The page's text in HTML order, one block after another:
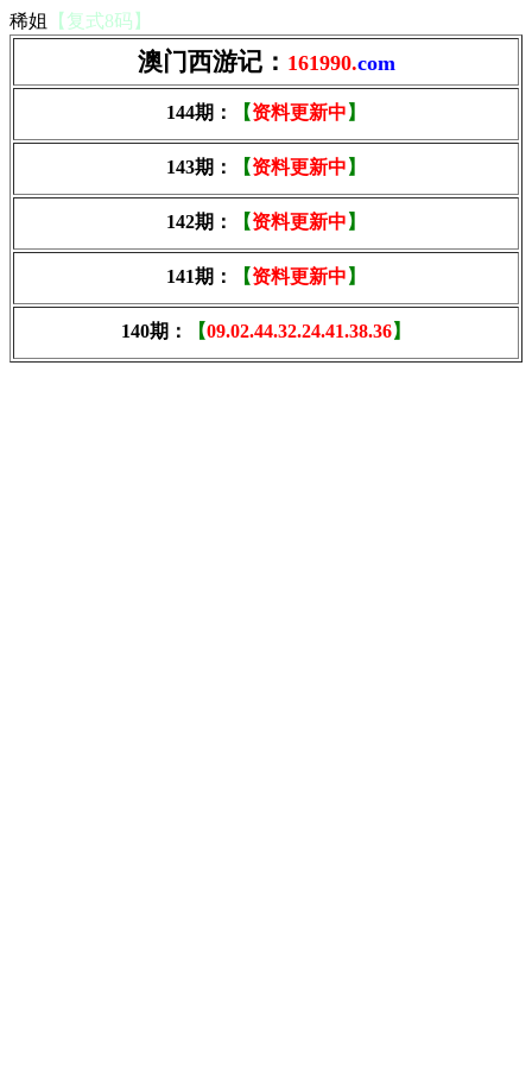
稀姐 【复式8码】
澳门西游记： 161990.com
144期： 【资料更新中 】
143期： 【资料更新中 】
142期： 【资料更新中 】
141期： 【资料更新中 】
140期： 【09.02.44.32.24.41.38.36】